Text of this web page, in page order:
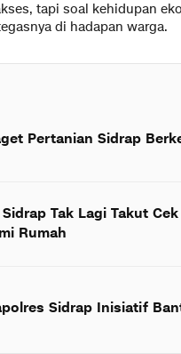
tapi soal kehidupan
di hadapan warga.
Pertanian Sidrap
Tak Lagi Takut
Rumah
Sidrap Inisiatif